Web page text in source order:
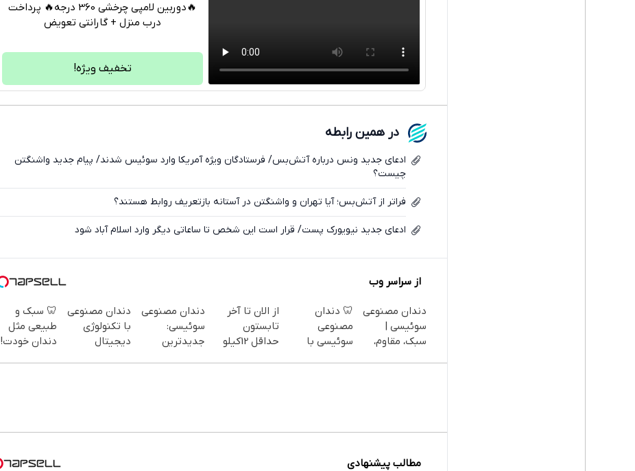
تلگرام
فیسبوک
🔥دوربین لامپی چرخشی 360 درجه🔥 پرداخت
درب منزل + گارانتی تعویض
تخفیف ویژه!
در همین رابطه
ادعای جدید ونس درباره آتش‌بس/ فرستادگان ویژه آمریکا وارد سوئیس شدند/ پیام جدید واشنگتن
چیست؟
فراتر از آتش‌بس؛ آیا تهران و واشنگتن در آستانه بازتعریف روابط هستند؟
ادعای جدید نیویورک پست/ قرار است این شخص تا ساعاتی دیگر وارد اسلام آباد شود
از سراسر وب
دندان مصنوعی
سوئیسی |
سبک، مقاوم،
🦷 دندان
مصنوعی
سوئیسی با
از الان تا آخر
تابستون
حداقل 12کیلو
دندان مصنوعی
سوئیسی:
جدیدترین
دندان مصنوعی
با تکنولوژی
دیجیتال
🦷 سبک و
طبیعی مثل
دندان خودت!
مطالب پیشنهادی